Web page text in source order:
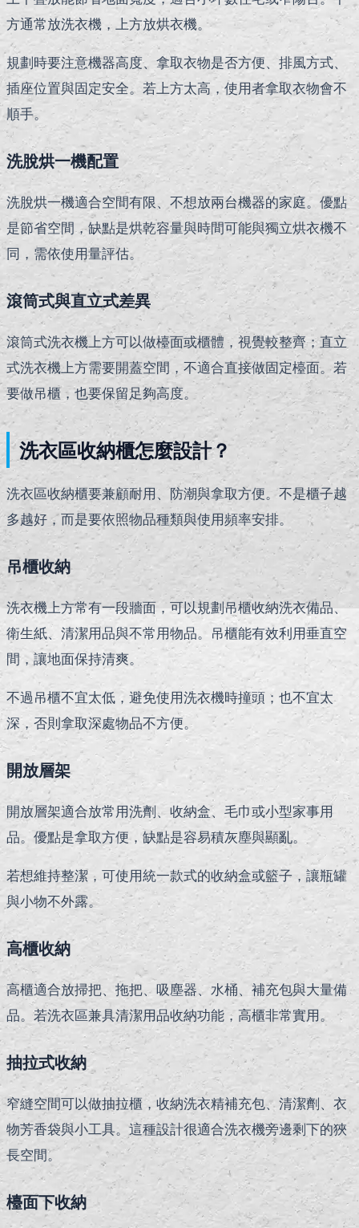
方通常放洗衣機，上方放烘衣機。
規劃時要注意機器高度、拿取衣物是否方便、排風方式、
插座位置與固定安全。若上方太高，使用者拿取衣物會不
順手。
洗脫烘一機配置
洗脫烘一機適合空間有限、不想放兩台機器的家庭。優點
是節省空間，缺點是烘乾容量與時間可能與獨立烘衣機不
同，需依使用量評估。
滾筒式與直立式差異
滾筒式洗衣機上方可以做檯面或櫃體，視覺較整齊；直立
式洗衣機上方需要開蓋空間，不適合直接做固定檯面。若
要做吊櫃，也要保留足夠高度。
洗衣區收納櫃怎麼設計？
洗衣區收納櫃要兼顧耐用、防潮與拿取方便。不是櫃子越
多越好，而是要依照物品種類與使用頻率安排。
吊櫃收納
洗衣機上方常有一段牆面，可以規劃吊櫃收納洗衣備品、
衛生紙、清潔用品與不常用物品。吊櫃能有效利用垂直空
間，讓地面保持清爽。
不過吊櫃不宜太低，避免使用洗衣機時撞頭；也不宜太
深，否則拿取深處物品不方便。
開放層架
開放層架適合放常用洗劑、收納盒、毛巾或小型家事用
品。優點是拿取方便，缺點是容易積灰塵與顯亂。
若想維持整潔，可使用統一款式的收納盒或籃子，讓瓶罐
與小物不外露。
高櫃收納
高櫃適合放掃把、拖把、吸塵器、水桶、補充包與大量備
品。若洗衣區兼具清潔用品收納功能，高櫃非常實用。
抽拉式收納
窄縫空間可以做抽拉櫃，收納洗衣精補充包、清潔劑、衣
物芳香袋與小工具。這種設計很適合洗衣機旁邊剩下的狹
長空間。
檯面下收納